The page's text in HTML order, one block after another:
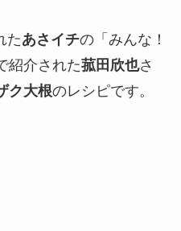
たあさイチの「みんな！
紹介された菰田欣也さ
ク大根のレシピです。